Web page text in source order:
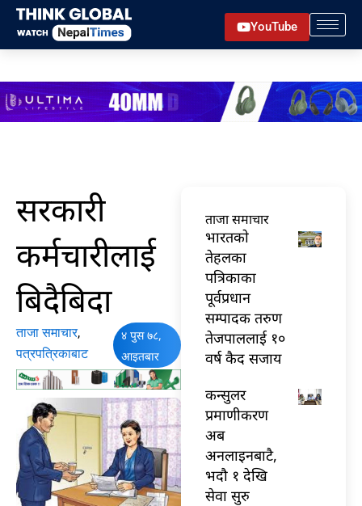
Skip
content
YouTube
सरकारी
कर्मचारीलाई
बिदैबिदा
ताजा समाचार,
पत्रपत्रिकाबाट
४ पुस ७८,
आइतबार
ताजा समाचार
भारतकाे
तेहलका
पत्रिकाका
पूर्वप्रधान
सम्पादक तरुण
तेजपाललाई १०
वर्ष कैद सजाय
कन्सुलर
प्रमाणीकरण
अब
अनलाइनबाटै,
भदौ १ देखि
सेवा सुरु